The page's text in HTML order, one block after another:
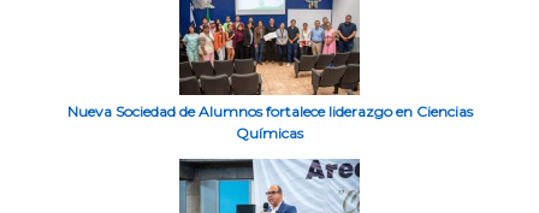
Nueva Sociedad de Alumnos fortalece liderazgo en Ciencias
Químicas